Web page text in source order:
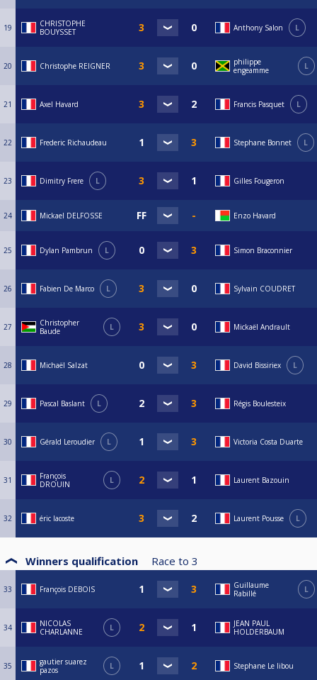
19
CHRISTOPHE
BOUYSSET
Anthony Salon L
20 Christophe REIGNER
philippe
engeamme
L
21 Axel Havard Francis Pasquet L
22 Frederic Richaudeau Stephane Bonnet L
23 Dimitry Frere L Gilles Fougeron
24 Mickael DELFOSSE Enzo Havard
25 Dylan Pambrun L Simon Braconnier
26 Fabien De Marco L Sylvain COUDRET
27
Christopher
Baude
L Mickaël Andrault
28 Michaël Salzat David Bissiriex L
29 Pascal Baslant L Régis Boulesteix
30 Gérald Leroudier L Victoria Costa Duarte
31
François
DROUIN
L Laurent Bazouin
32 éric lacoste Laurent Pousse L
Winners qualification Race to 3
33 François DEBOIS
Guillaume
Rabillé
L
34
NICOLAS
CHARLANNE
L
JEAN PAUL
HOLDERBAUM
35
gautier suarez
pazos
L Stephane Le libou